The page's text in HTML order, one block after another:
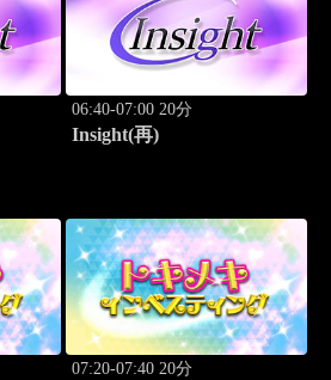
06:40-07:00 20分
Insight(再)
07:20-07:40 20分